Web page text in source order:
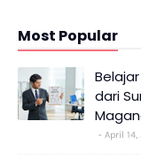
Most Popular
dari
April 14,